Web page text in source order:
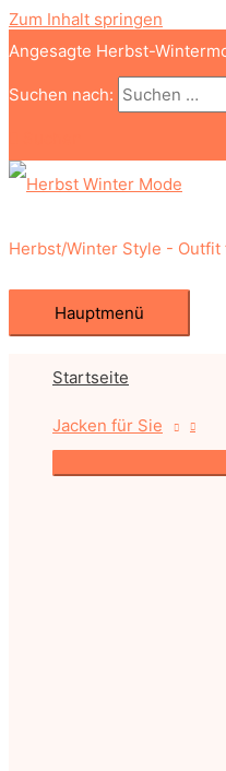
Zum Inhalt springen
Angesagte Herbst-
Suchen nach:
Herbst/Winter Style -
Hauptmenü
Startseite
Jacken für Sie